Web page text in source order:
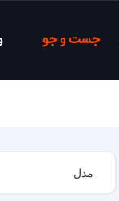
جست و جو